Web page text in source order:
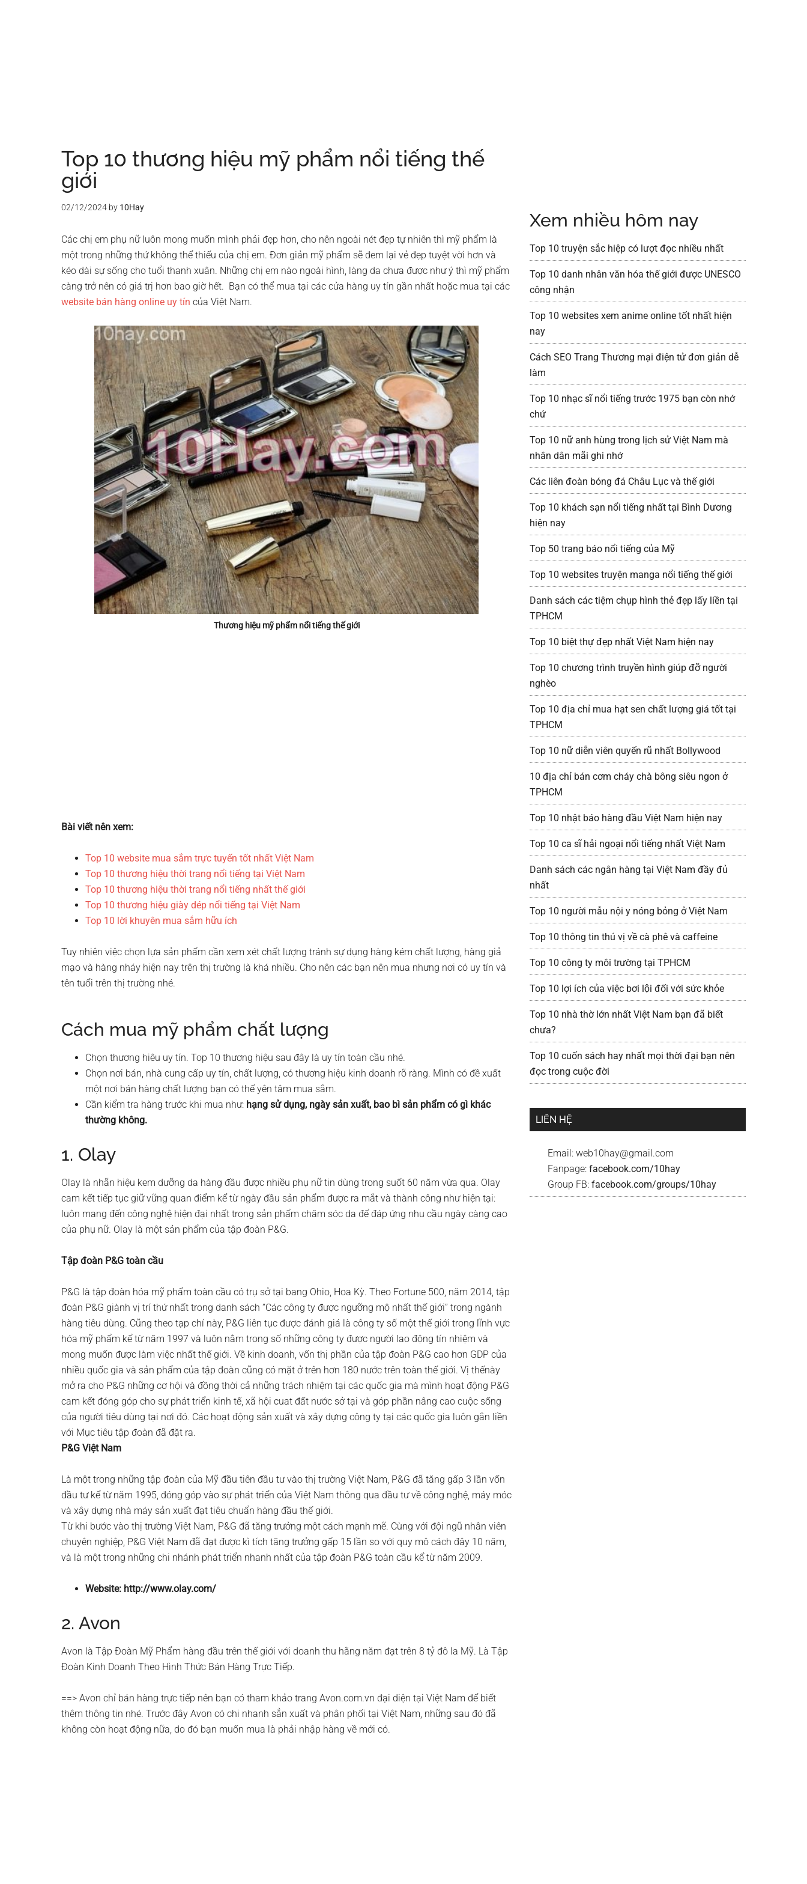
Top 10 thương hiệu mỹ phẩm nổi tiếng thế
giới
02/12/2024 by 10Hay
Các chị em phụ nữ luôn mong muốn mình phải đẹp hơn, cho nên ngoài nét đẹp tự nhiên thì mỹ phẩm là
một trong những thứ không thể thiếu của chị em. Đơn giản mỹ phẩm sẽ đem lại vẻ đẹp tuyệt vời hơn và
kéo dài sự sống cho tuổi thanh xuân. Những chị em nào ngoài hình, làng da chưa được như ý thì mỹ phẩm
càng trở nên có giá trị hơn bao giờ hết. Bạn có thể mua tại các cửa hàng uy tín gần nhất hoặc mua tại các
website bán hàng online uy tín của Việt Nam.
Thương hiệu mỹ phẩm nổi tiếng thế giới
Bài viết nên xem:
Top 10 website mua sắm trực tuyến tốt nhất Việt Nam
Top 10 thương hiệu thời trang nổi tiếng tại Việt Nam
Top 10 thương hiệu thời trang nổi tiếng nhất thế giới
Top 10 thương hiệu giày dép nổi tiếng tại Việt Nam
Top 10 lời khuyên mua sắm hữu ích
Tuy nhiên việc chọn lựa sản phẩm cần xem xét chất lượng tránh sự dụng hàng kém chất lượng, hàng giả
mạo và hàng nháy hiện nay trên thị trường là khá nhiều. Cho nên các bạn nên mua nhưng nơi có uy tín và
tên tuổi trên thị trường nhé.
Cách mua mỹ phẩm chất lượng
Chọn thương hiêu uy tín. Top 10 thương hiệu sau đây là uy tín toàn cầu nhé.
Chọn nơi bán, nhà cung cấp uy tín, chất lượng, có thương hiệu kinh doanh rõ ràng. Mình có đề xuất
một nơi bán hàng chất lượng bạn có thể yên tâm mua sắm.
Cần kiểm tra hàng trước khi mua như: hạng sử dụng, ngày sản xuất, bao bì sản phẩm có gì khác
thường không.
1. Olay
Olay là nhãn hiệu kem dưỡng da hàng đầu được nhiều phụ nữ tin dùng trong suốt 60 năm vừa qua. Olay
cam kết tiếp tục giữ vững quan điểm kể từ ngày đầu sản phẩm được ra mắt và thành công như hiện tại:
luôn mang đến công nghệ hiện đại nhất trong sản phẩm chăm sóc da để đáp ứng nhu cầu ngày càng cao
của phụ nữ. Olay là một sản phẩm của tập đoàn P&G.
Tập đoàn P&G toàn cầu
P&G là tập đoàn hóa mỹ phẩm toàn cầu có trụ sở tại bang Ohio, Hoa Kỳ. Theo Fortune 500, năm 2014, tập
đoàn P&G giành vị trí thứ nhất trong danh sách “Các công ty được ngưỡng mộ nhất thế giới” trong ngành
hàng tiêu dùng. Cũng theo tạp chí này, P&G liên tục được đánh giá là công ty số một thế giới trong lĩnh vực
hóa mỹ phẩm kể từ năm 1997 và luôn nằm trong số những công ty được người lao động tín nhiệm và
mong muốn được làm việc nhất thế giới. Về kinh doanh, vốn thị phần của tập đoàn P&G cao hơn GDP của
nhiều quốc gia và sản phẩm của tập đoàn cũng có mặt ở trên hơn 180 nước trên toàn thế giới. Vị thếnày
mở ra cho P&G những cơ hội và đồng thời cả những trách nhiệm tại các quốc gia mà mình hoạt động P&G
cam kết đóng góp cho sự phát triển kinh tế, xã hội cuat đất nước sở tại và góp phần nâng cao cuộc sống
của người tiêu dùng tại nơi đó. Các hoạt động sản xuất và xây dựng công ty tại các quốc gia luôn gắn liền
với Mục tiêu tập đoàn đã đặt ra.
P&G Việt Nam
Là một trong những tập đoàn của Mỹ đầu tiên đầu tư vào thị trường Việt Nam, P&G đã tăng gấp 3 lần vốn
đầu tư kể từ năm 1995, đóng góp vào sự phát triển của Việt Nam thông qua đầu tư về công nghệ, máy móc
và xây dựng nhà máy sản xuất đạt tiêu chuẩn hàng đầu thế giới.
Từ khi bước vào thị trường Việt Nam, P&G đã tăng trưởng một cách mạnh mẽ. Cùng với đội ngũ nhân viên
chuyên nghiệp, P&G Việt Nam đã đạt được kì tích tăng trưởng gấp 15 lần so với quy mô cách đây 10 năm,
và là một trong những chi nhánh phát triển nhanh nhất của tập đoàn P&G toàn cầu kể từ năm 2009.
Website: http://www.olay.com/
2. Avon
Avon là Tập Đoàn Mỹ Phẩm hàng đầu trên thế giới với doanh thu hằng năm đạt trên 8 tỷ đô la Mỹ. Là Tập
Đoàn Kinh Doanh Theo Hình Thức Bán Hàng Trực Tiếp.
==> Avon chỉ bán hàng trực tiếp nên bạn có tham khảo trang Avon.com.vn đại diện tại Việt Nam để biết
thêm thông tin nhé. Trước đây Avon có chi nhanh sẳn xuất và phân phối tại Việt Nam, những sau đó đã
không còn hoạt động nữa, do đó bạn muốn mua là phải nhập hàng về mới có.
Xem nhiều hôm nay
Top 10 truyện sắc hiệp có lượt đọc nhiều nhất
Top 10 danh nhân văn hóa thế giới được UNESCO
công nhận
Top 10 websites xem anime online tốt nhất hiện
nay
Cách SEO Trang Thương mại điện tử đơn giản dễ
làm
Top 10 nhạc sĩ nổi tiếng trước 1975 bạn còn nhớ
chứ
Top 10 nữ anh hùng trong lịch sử Việt Nam mà
nhân dân mãi ghi nhớ
Các liên đoàn bóng đá Châu Lục và thế giới
Top 10 khách sạn nổi tiếng nhất tại Bình Dương
hiện nay
Top 50 trang báo nổi tiếng của Mỹ
Top 10 websites truyện manga nổi tiếng thế giới
Danh sách các tiệm chụp hình thẻ đẹp lấy liền tại
TPHCM
Top 10 biệt thự đẹp nhất Việt Nam hiện nay
Top 10 chương trình truyền hình giúp đỡ người
nghèo
Top 10 địa chỉ mua hạt sen chất lượng giá tốt tại
TPHCM
Top 10 nữ diễn viên quyến rũ nhất Bollywood
10 địa chỉ bán cơm cháy chà bông siêu ngon ở
TPHCM
Top 10 nhật báo hàng đầu Việt Nam hiện nay
Top 10 ca sĩ hải ngoại nổi tiếng nhất Việt Nam
Danh sách các ngân hàng tại Việt Nam đầy đủ
nhất
Top 10 người mẫu nội y nóng bỏng ở Việt Nam
Top 10 thông tin thú vị về cà phê và caffeine
Top 10 công ty môi trường tại TPHCM
Top 10 lợi ích của việc bơi lội đối với sức khỏe
Top 10 nhà thờ lớn nhất Việt Nam bạn đã biết
chưa?
Top 10 cuốn sách hay nhất mọi thời đại bạn nên
đọc trong cuộc đời
LIÊN HỆ
Email: web10hay@gmail.com
Fanpage: facebook.com/10hay
Group FB: facebook.com/groups/10hay